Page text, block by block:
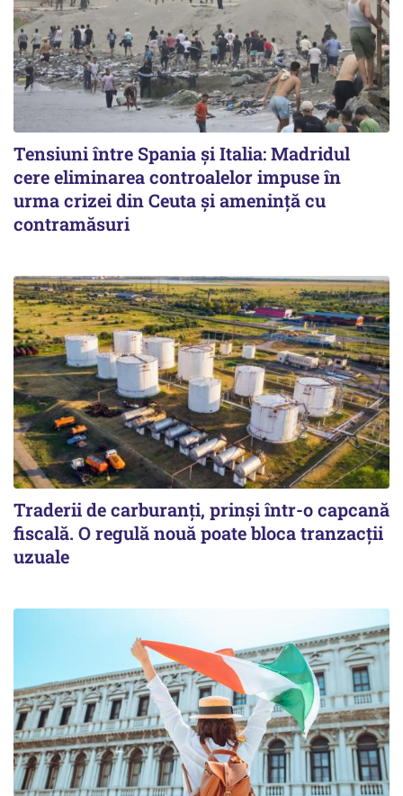
Tensiuni între Spania și Italia: Madridul
cere eliminarea controalelor impuse în
urma crizei din Ceuta și amenință cu
contramăsuri
Traderii de carburanți, prinși într-o capcană
fiscală. O regulă nouă poate bloca tranzacții
uzuale